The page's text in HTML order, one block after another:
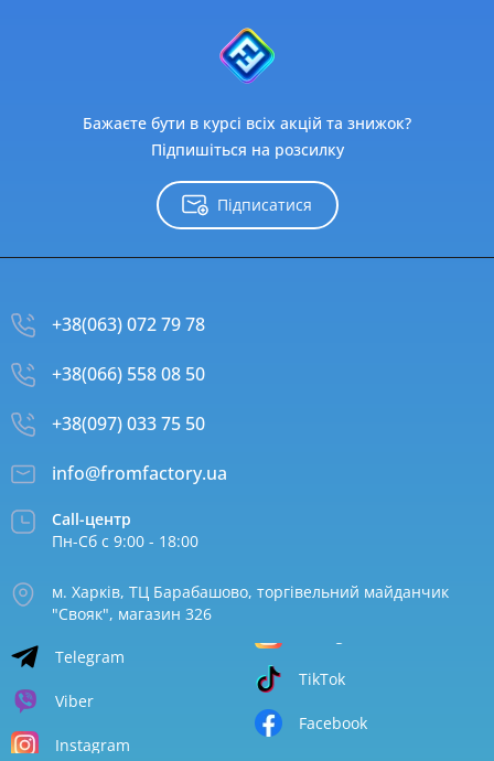
Бажаєте бути в курсі всіх акцій та знижок?
Підпишіться на розсилку
Підписатися
+38(063) 072 79 78
+38(066) 558 08 50
+38(097) 033 75 50
info@fromfactory.ua
Call-центр
Пн-Сб с 9:00 - 18:00
м. Харків, ТЦ Барабашово, торгівельний майданчик
"Свояк", магазин 326
Telegram
Viber
Instagram
TikTok
Facebook